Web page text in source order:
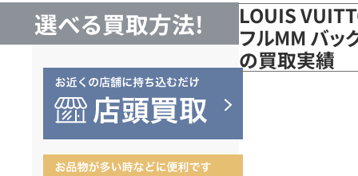
選べる買取方法!
LOUIS
フルMM バッ
の買取実績